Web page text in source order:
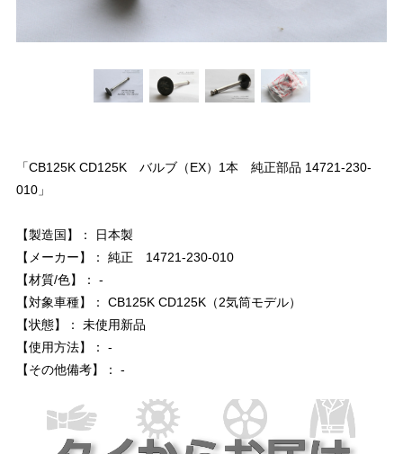
「CB125K CD125K バルブ（EX）1本 純正部品 14721-230-
010」
【製造国】： 日本製
【メーカー】： 純正 14721-230-010
【材質/色】： -
【対象車種】： CB125K CD125K（2気筒モデル）
【状態】： 未使用新品
【使用方法】： -
【その他備考】： -